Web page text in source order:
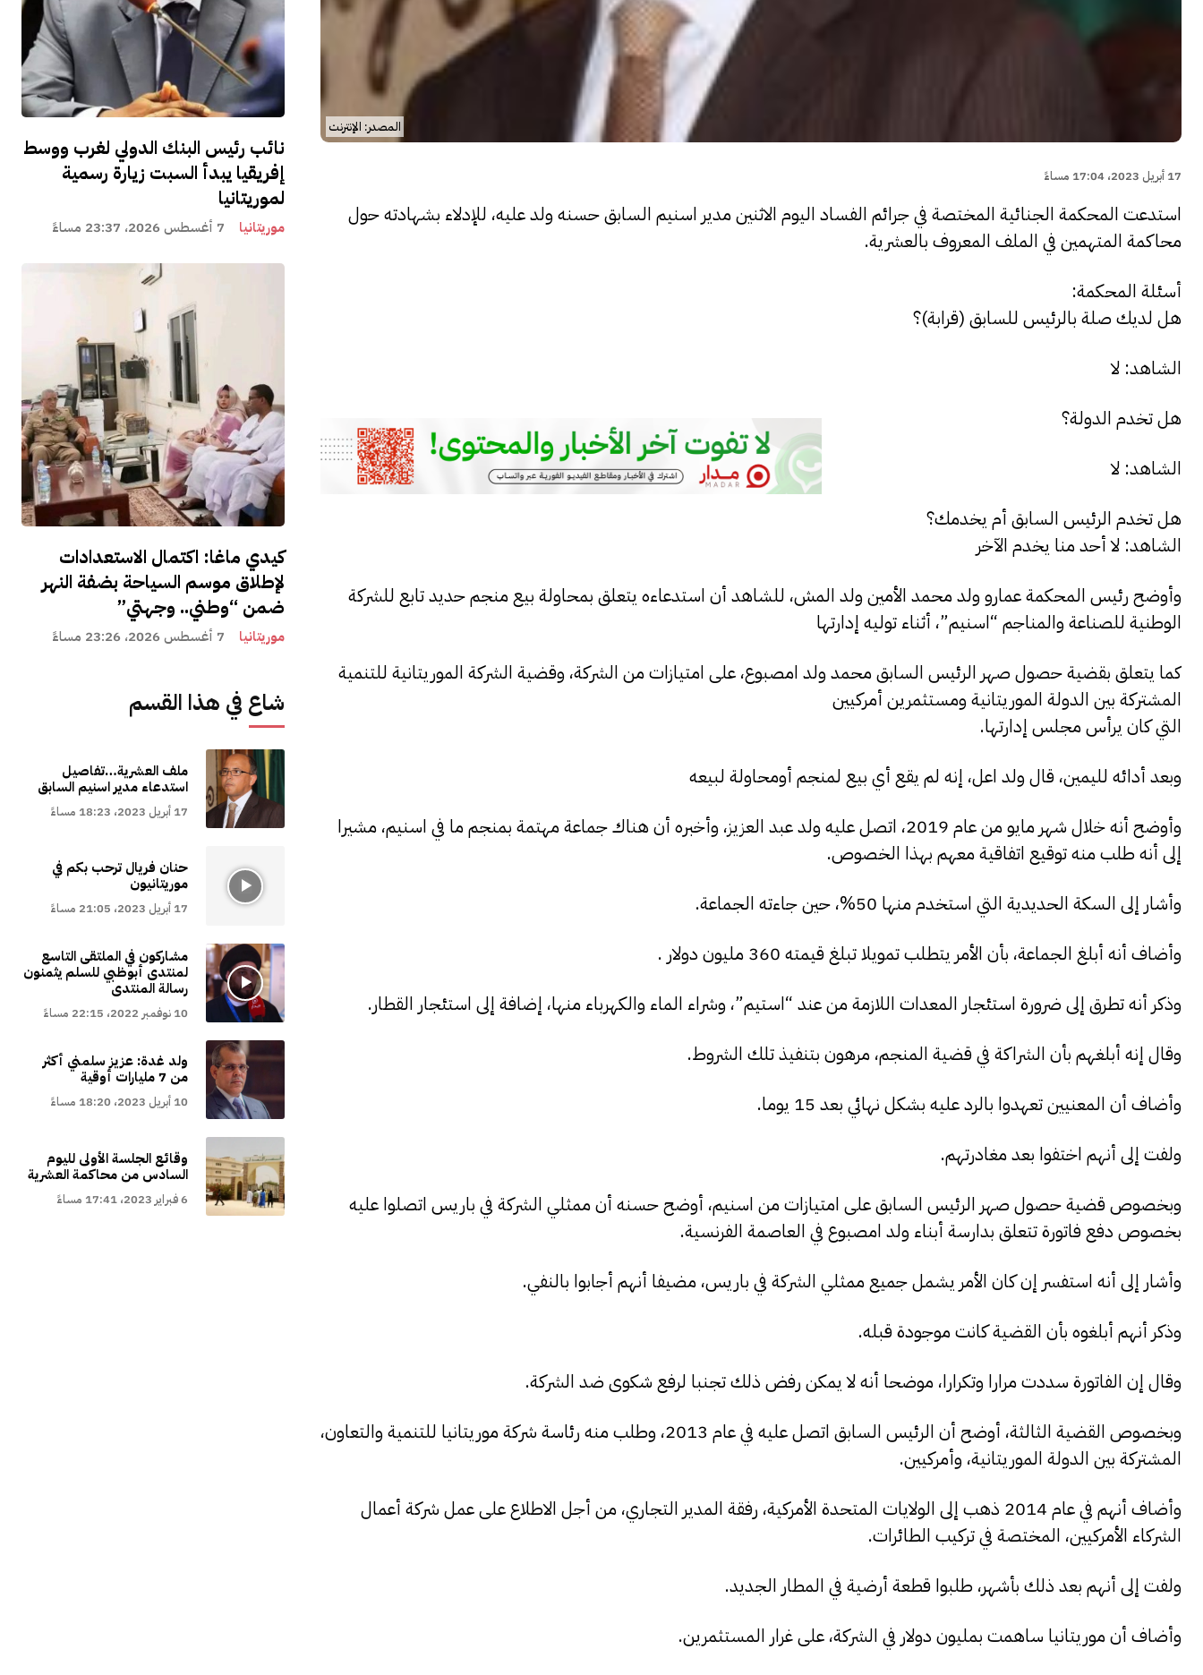
نائب رئيس البنك الدولي لغرب ووسط
إفريقيا يبدأ السبت زيارة رسمية
لموريتانيا
موريتانيا 7 أغسطس 2026، 23:37 مساءً
كيدي ماغا: اكتمال الاستعدادات
لإطلاق موسم السياحة بضفة النهر
ضمن “وطني.. وجهتي”
موريتانيا 7 أغسطس 2026، 23:26 مساءً
شاع في هذا القسم
ملف العشرية…تفاصيل
استدعاء مدير اسنيم السابق
17 أبريل 2023، 18:23 مساءً
حنان فريال ترحب بكم في
موريتانيون
17 أبريل 2023، 21:05 مساءً
مشاركون في الملتقى التاسع
لمنتدى أبوظبي للسلم يثمنون
رسالة المنتدى
10 نوفمبر 2022، 22:15 مساءً
ولد غدة: عزيز سلمني أكثر
من 7 مليارات أوقية
10 أبريل 2023، 18:20 مساءً
وقائع الجلسة الأولى لليوم
السادس من محاكمة العشرية
6 فبراير 2023، 17:41 مساءً
المصدر: الإنترنت
17 أبريل 2023، 17:04 مساءً
استدعت المحكمة الجنائية المختصة في جرائم الفساد اليوم الاثنين مدير اسنيم السابق حسنه ولد عليه، للإدلاء بشهادته حول
محاكمة المتهمين في الملف المعروف بالعشرية.
أسئلة المحكمة:
هل لديك صلة بالرئيس للسابق (قرابة)؟
الشاهد: لا
هل تخدم الدولة؟
الشاهد: لا
هل تخدم الرئيس السابق أم يخدمك؟
الشاهد: لا أحد منا يخدم الآخر
وأوضح رئيس المحكمة عمارو ولد محمد الأمين ولد المش، للشاهد أن استدعاءه يتعلق بمحاولة بيع منجم حديد تابع للشركة
الوطنية للصناعة والمناجم “اسنيم”، أثناء توليه إدارتها
كما يتعلق بقضية حصول صهر الرئيس السابق محمد ولد امصبوع، على امتيازات من الشركة، وقضية الشركة الموريتانية للتنمية
المشتركة بين الدولة الموريتانية ومستثمرين أمركيين
التي كان يرأس مجلس إدارتها.
وبعد أدائه لليمين، قال ولد اعل، إنه لم يقع أي بيع لمنجم أومحاولة لبيعه
وأوضح أنه خلال شهر مايو من عام 2019، اتصل عليه ولد عبد العزيز، وأخبره أن هناك جماعة مهتمة بمنجم ما في اسنيم، مشيرا
إلى أنه طلب منه توقيع اتفاقية معهم بهذا الخصوص.
وأشار إلى السكة الحديدية التي استخدم منها 50%، حين جاءته الجماعة.
وأضاف أنه أبلغ الجماعة، بأن الأمر يتطلب تمويلا تبلغ قيمته 360 مليون دولار .
وذكر أنه تطرق إلى ضرورة استئجار المعدات اللازمة من عند “استيم”، وشراء الماء والكهرباء منها، إضافة إلى استئجار القطار.
وقال إنه أبلغهم بأن الشراكة في قضية المنجم، مرهون بتنفيذ تلك الشروط.
وأضاف أن المعنيين تعهدوا بالرد عليه بشكل نهائي بعد 15 يوما.
ولفت إلى أنهم اختفوا بعد مغادرتهم.
وبخصوص قضية حصول صهر الرئيس السابق على امتيازات من اسنيم، أوضح حسنه أن ممثلي الشركة في باريس اتصلوا عليه
بخصوص دفع فاتورة تتعلق بدارسة أبناء ولد امصبوع في العاصمة الفرنسية.
وأشار إلى أنه استفسر إن كان الأمر يشمل جميع ممثلي الشركة في باريس، مضيفا أنهم أجابوا بالنفي.
وذكر أنهم أبلغوه بأن القضية كانت موجودة قبله.
وقال إن الفاتورة سددت مرارا وتكرارا، موضحا أنه لا يمكن رفض ذلك تجنبا لرفع شكوى ضد الشركة.
وبخصوص القضية الثالثة، أوضح أن الرئيس السابق اتصل عليه في عام 2013، وطلب منه رئاسة شركة موريتانيا للتنمية والتعاون،
المشتركة بين الدولة الموريتانية، وأمركيين.
وأضاف أنهم في عام 2014 ذهب إلى الولايات المتحدة الأمركية، رفقة المدير التجاري، من أجل الاطلاع على عمل شركة أعمال
الشركاء الأمركيين، المختصة في تركيب الطائرات.
ولفت إلى أنهم بعد ذلك بأشهر، طلبوا قطعة أرضية في المطار الجديد.
وأضاف أن موريتانيا ساهمت بمليون دولار في الشركة، على غرار المستثمرين.